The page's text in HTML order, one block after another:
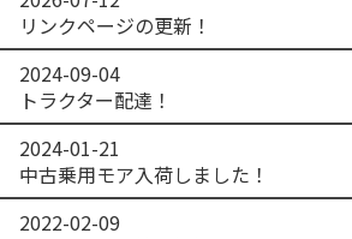
リンクページの更新！
2024-09-04
トラクター配達！
2024-01-21
中古乗用モア入荷しました！
2022-02-09